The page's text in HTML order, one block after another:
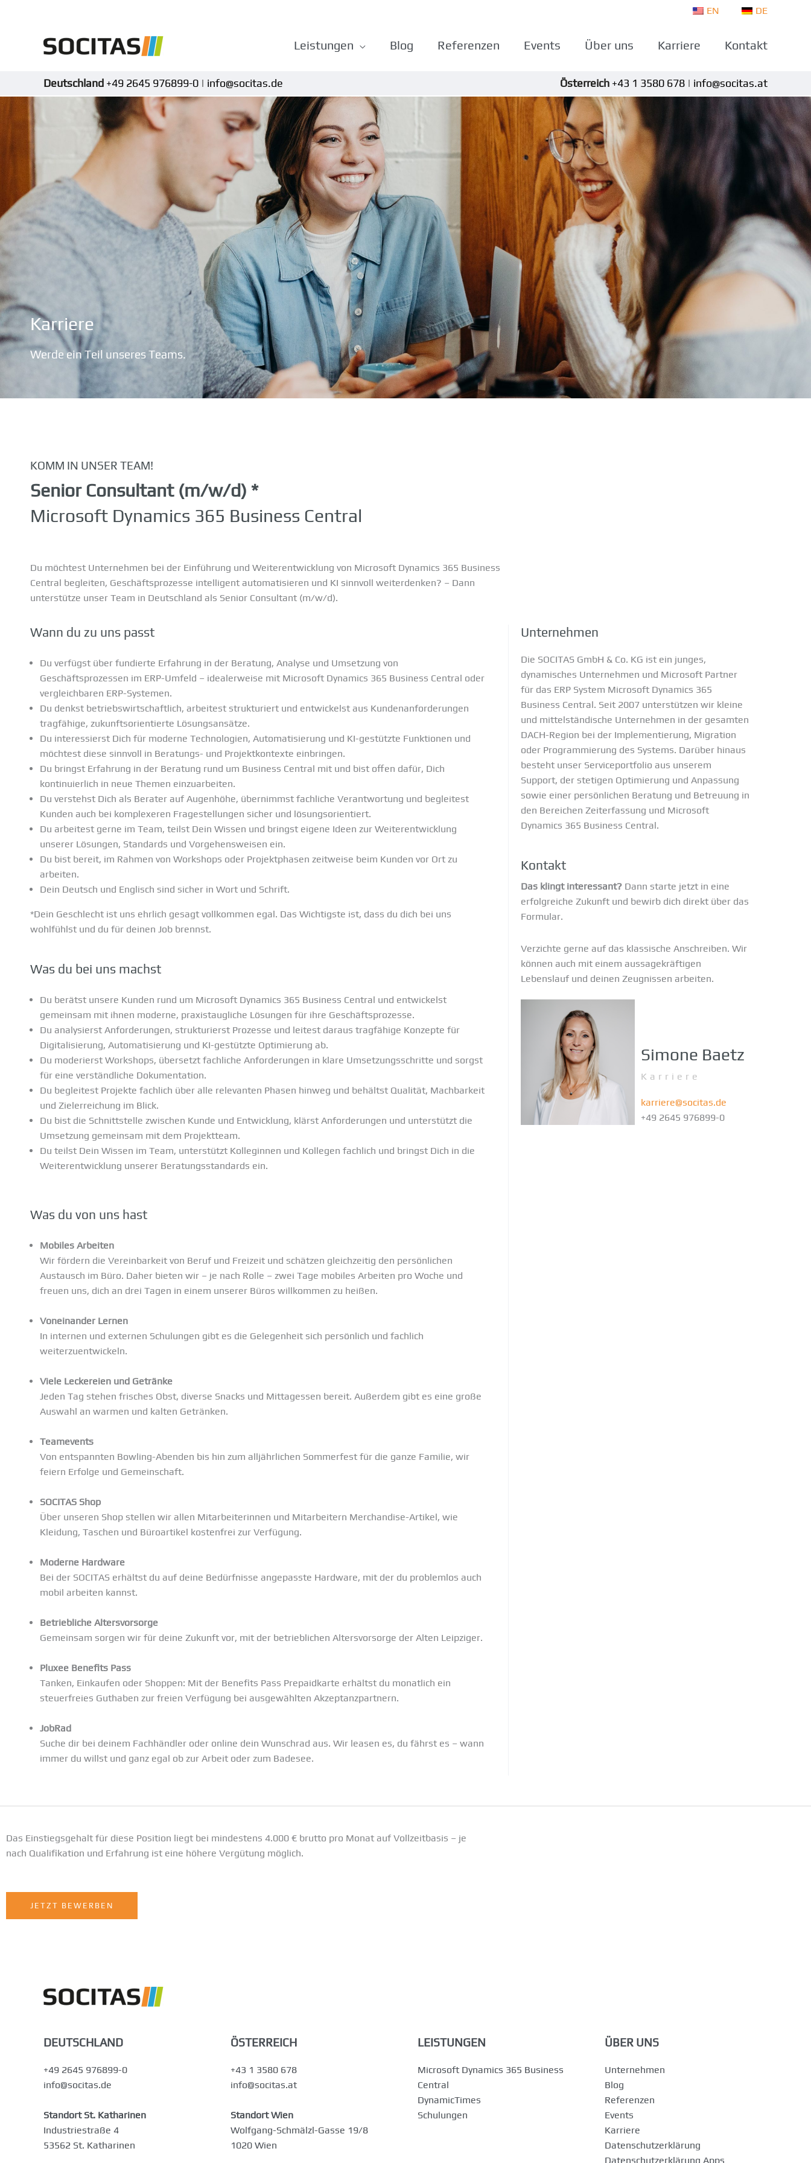
EN DE
Leistungen Blog Referenzen Events Über uns Karriere Kontakt
Deutschland +49 2645 976899-0 | info@socitas.de Österreich +43 1 3580 678 | info@socitas.at
Karriere
Werde ein Teil unseres Teams.
KOMM IN UNSER TEAM!
Senior Consultant (m/w/d) *
Microsoft Dynamics 365 Business Central
Du möchtest Unternehmen bei der Einführung und Weiterentwicklung von Microsoft Dynamics 365 Business
Central begleiten, Geschäftsprozesse intelligent automatisieren und KI sinnvoll weiterdenken? – Dann
unterstütze unser Team in Deutschland als Senior Consultant (m/w/d).
Wann du zu uns passt
Du verfügst über fundierte Erfahrung in der Beratung, Analyse und Umsetzung von
Geschäftsprozessen im ERP-Umfeld – idealerweise mit Microsoft Dynamics 365 Business Central oder
vergleichbaren ERP-Systemen.
Du denkst betriebswirtschaftlich, arbeitest strukturiert und entwickelst aus Kundenanforderungen
tragfähige, zukunftsorientierte Lösungsansätze.
Du interessierst Dich für moderne Technologien, Automatisierung und KI-gestützte Funktionen und
möchtest diese sinnvoll in Beratungs- und Projektkontexte einbringen.
Du bringst Erfahrung in der Beratung rund um Business Central mit und bist offen dafür, Dich
kontinuierlich in neue Themen einzuarbeiten.
Du verstehst Dich als Berater auf Augenhöhe, übernimmst fachliche Verantwortung und begleitest
Kunden auch bei komplexeren Fragestellungen sicher und lösungsorientiert.
Du arbeitest gerne im Team, teilst Dein Wissen und bringst eigene Ideen zur Weiterentwicklung
unserer Lösungen, Standards und Vorgehensweisen ein.
Du bist bereit, im Rahmen von Workshops oder Projektphasen zeitweise beim Kunden vor Ort zu
arbeiten.
Dein Deutsch und Englisch sind sicher in Wort und Schrift.
*Dein Geschlecht ist uns ehrlich gesagt vollkommen egal. Das Wichtigste ist, dass du dich bei uns
wohlfühlst und du für deinen Job brennst.
Was du bei uns machst
Du berätst unsere Kunden rund um Microsoft Dynamics 365 Business Central und entwickelst
gemeinsam mit ihnen moderne, praxistaugliche Lösungen für ihre Geschäftsprozesse.
Du analysierst Anforderungen, strukturierst Prozesse und leitest daraus tragfähige Konzepte für
Digitalisierung, Automatisierung und KI-gestützte Optimierung ab.
Du moderierst Workshops, übersetzt fachliche Anforderungen in klare Umsetzungsschritte und sorgst
für eine verständliche Dokumentation.
Du begleitest Projekte fachlich über alle relevanten Phasen hinweg und behältst Qualität, Machbarkeit
und Zielerreichung im Blick.
Du bist die Schnittstelle zwischen Kunde und Entwicklung, klärst Anforderungen und unterstützt die
Umsetzung gemeinsam mit dem Projektteam.
Du teilst Dein Wissen im Team, unterstützt Kolleginnen und Kollegen fachlich und bringst Dich in die
Weiterentwicklung unserer Beratungsstandards ein.
Was du von uns hast
Mobiles Arbeiten
Wir fördern die Vereinbarkeit von Beruf und Freizeit und schätzen gleichzeitig den persönlichen
Austausch im Büro. Daher bieten wir – je nach Rolle – zwei Tage mobiles Arbeiten pro Woche und
freuen uns, dich an drei Tagen in einem unserer Büros willkommen zu heißen.
Voneinander Lernen
In internen und externen Schulungen gibt es die Gelegenheit sich persönlich und fachlich
weiterzuentwickeln.
Viele Leckereien und Getränke
Jeden Tag stehen frisches Obst, diverse Snacks und Mittagessen bereit. Außerdem gibt es eine große
Auswahl an warmen und kalten Getränken.
Teamevents
Von entspannten Bowling-Abenden bis hin zum alljährlichen Sommerfest für die ganze Familie, wir
feiern Erfolge und Gemeinschaft.
SOCITAS Shop
Über unseren Shop stellen wir allen Mitarbeiterinnen und Mitarbeitern Merchandise-Artikel, wie
Kleidung, Taschen und Büroartikel kostenfrei zur Verfügung.
Moderne Hardware
Bei der SOCITAS erhältst du auf deine Bedürfnisse angepasste Hardware, mit der du problemlos auch
mobil arbeiten kannst.
Betriebliche Altersvorsorge
Gemeinsam sorgen wir für deine Zukunft vor, mit der betrieblichen Altersvorsorge der Alten Leipziger.
Pluxee Benefits Pass
Tanken, Einkaufen oder Shoppen: Mit der Benefits Pass Prepaidkarte erhältst du monatlich ein
steuerfreies Guthaben zur freien Verfügung bei ausgewählten Akzeptanzpartnern.
JobRad
Suche dir bei deinem Fachhändler oder online dein Wunschrad aus. Wir leasen es, du fährst es – wann
immer du willst und ganz egal ob zur Arbeit oder zum Badesee.
Unternehmen
Die SOCITAS GmbH & Co. KG ist ein junges,
dynamisches Unternehmen und Microsoft Partner
für das ERP System Microsoft Dynamics 365
Business Central. Seit 2007 unterstützen wir kleine
und mittelständische Unternehmen in der gesamten
DACH-Region bei der Implementierung, Migration
oder Programmierung des Systems. Darüber hinaus
besteht unser Serviceportfolio aus unserem
Support, der stetigen Optimierung und Anpassung
sowie einer persönlichen Beratung und Betreuung in
den Bereichen Zeiterfassung und Microsoft
Dynamics 365 Business Central.
Kontakt
Das klingt interessant? Dann starte jetzt in eine
erfolgreiche Zukunft und bewirb dich direkt über das
Formular.
Verzichte gerne auf das klassische Anschreiben. Wir
können auch mit einem aussagekräftigen
Lebenslauf und deinen Zeugnissen arbeiten.
Simone Baetz
Karriere
karriere@socitas.de
+49 2645 976899-0
Das Einstiegsgehalt für diese Position liegt bei mindestens 4.000 € brutto pro Monat auf Vollzeitbasis – je
nach Qualifikation und Erfahrung ist eine höhere Vergütung möglich.
JETZT BEWERBEN
DEUTSCHLAND
+49 2645 976899-0
info@socitas.de
Standort St. Katharinen
Industriestraße 4
53562 St. Katharinen
ÖSTERREICH
+43 1 3580 678
info@socitas.at
Standort Wien
Wolfgang-Schmälzl-Gasse 19/8
1020 Wien
LEISTUNGEN
Microsoft Dynamics 365 Business
Central
DynamicTimes
Schulungen
ÜBER UNS
Unternehmen
Blog
Referenzen
Events
Karriere
Datenschutzerklärung
Datenschutzerklärung Apps